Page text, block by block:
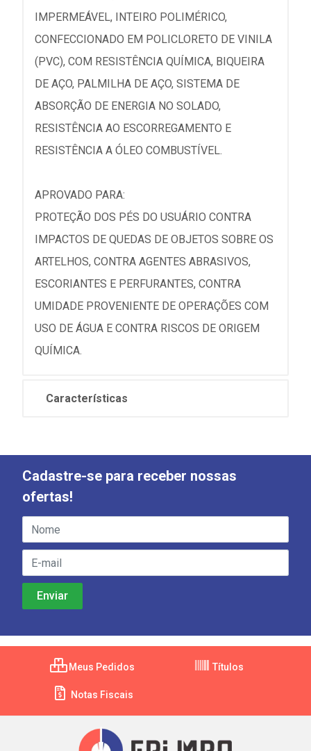
IMPERMEÁVEL, INTEIRO POLIMÉRICO,
CONFECCIONADO EM POLICLORETO DE VINILA
(PVC), COM RESISTÊNCIA QUÍMICA, BIQUEIRA
DE AÇO, PALMILHA DE AÇO, SISTEMA DE
ABSORÇÃO DE ENERGIA NO SOLADO,
RESISTÊNCIA AO ESCORREGAMENTO E
RESISTÊNCIA A ÓLEO COMBUSTÍVEL.
APROVADO PARA:
PROTEÇÃO DOS PÉS DO USUÁRIO CONTRA
IMPACTOS DE QUEDAS DE OBJETOS SOBRE OS
ARTELHOS, CONTRA AGENTES ABRASIVOS,
ESCORIANTES E PERFURANTES, CONTRA
UMIDADE PROVENIENTE DE OPERAÇÕES COM
USO DE ÁGUA E CONTRA RISCOS DE ORIGEM
QUÍMICA.
Características
Cadastre-se para receber nossas
ofertas!
Meus Pedidos Títulos
Notas Fiscais